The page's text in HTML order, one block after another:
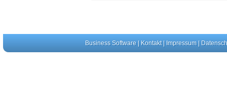
Business Software| Kontakt| Impressum|